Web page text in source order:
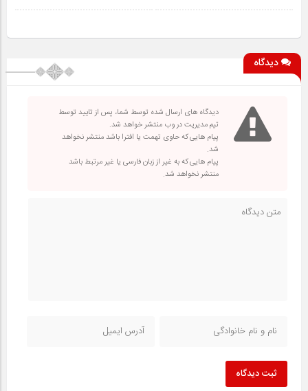
دیدگاه
دیدگاه های ارسال شده توسط شما، پس از تایید توسط
تیم مدیریت در وب منتشر خواهد شد.
پیام هایی که حاوی تهمت یا افترا باشد منتشر نخواهد
شد.
پیام هایی که به غیر از زبان فارسی یا غیر مرتبط باشد
منتشر نخواهد شد.
ثبت دیدگاه